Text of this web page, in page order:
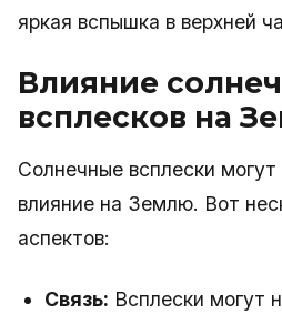
яркая вспышка в верхней
Влияние
всплесков на
Солнечные всплески могут
влияние на Землю. Вот
аспектов:
Связь: Всплески могут